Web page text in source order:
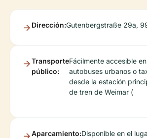
Dirección:Gutenbergstraße 29a,
Transporte
público:
Fácilmente accesible en
autobuses urbanos o
desde la estación
de tren de Weimar (
Aparcamiento:Disponible en el